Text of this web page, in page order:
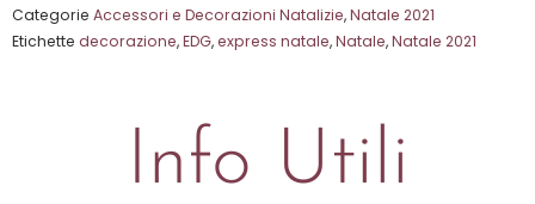
5
Categorie Accessori e Decorazioni Natalizie,Natale 2021
Etichette decorazione,EDG,express natale,Natale,Natale 2021
Info Utili